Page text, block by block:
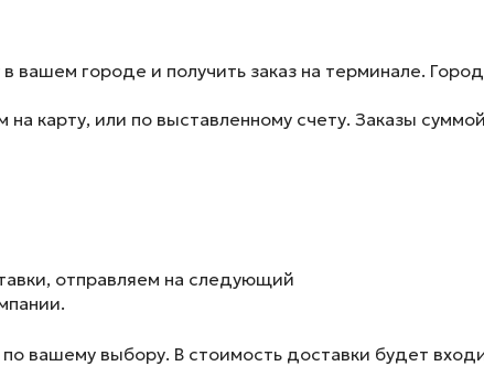
городе и получить заказ на терминале.
карту, или по выставленному счету. Заказы
отправляем на следующий
вашему выбору. В стоимость доставки будет